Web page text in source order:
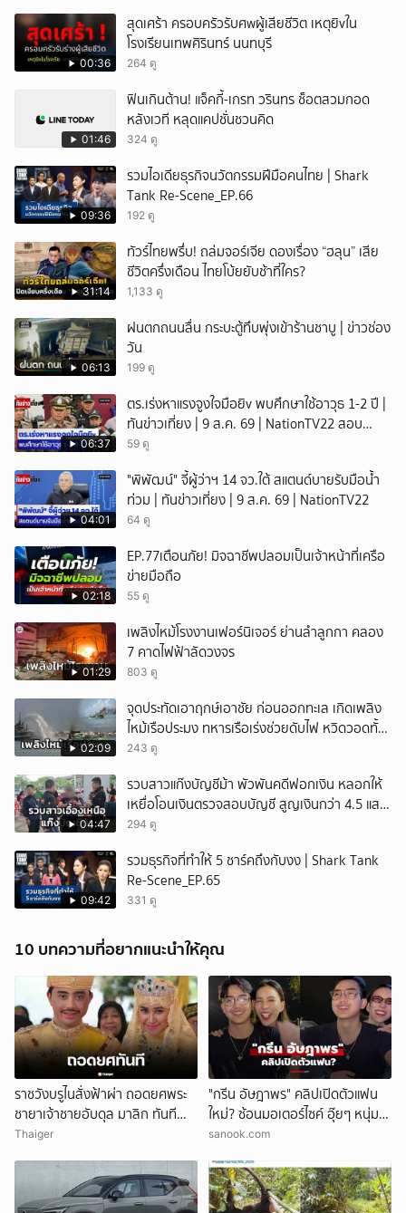
00:36
สุดเศร้า ครอบครัวรับศwผู้เสียชีวิต เหตุยิvใน
โรงเรียนเทพศิรินทร์ นนทบุรี
264 ดู
01:46
ฟินเกินต้าน! แจ็คกี้-เกรท วรินทร ช็อตสวมกอด
หลังเวที หลุดแคปชั่นชวนคิด
324 ดู
09:36
รวมไอเดียธุรกิจนวัตกรรมฝีมือคนไทย | Shark
Tank Re-Scene_EP.66
192 ดู
31:14
ทัวร์ไทยพรึ่บ! ถล่มจอร์เจีย ดองเรื่อง “ฮลุน” เสีย
ชีวิตครึ่งเดือน ไทยโบ้ยยับช้าที่ใคร?
1,133 ดู
06:13
ฝนตกถนนลื่น กระบะตู้ทึบพุ่งเข้าร้านชาบู | ข่าวช่อง
วัน
199 ดู
06:37
ตร.เร่งหาแรงจูงใจมือยิv พบศึกษาใช้อาวุธ 1-2 ปี |
ทันข่าวเที่ยง | 9 ส.ค. 69 | NationTV22 สอบ
พยานแล้ว 17 ปาก เร่งตรวจมือถือและหลักฐานที่
เพื่อน และสื่อโซเ
59 ดู
04:01
"พิพัฒน์" จี้ผู้ว่าฯ 14 จว.ใต้ สแตนด์บายรับมือน้ำ
ท่วม | ทันข่าวเที่ยง | 9 ส.ค. 69 | NationTV22
64 ดู
02:18
EP.77เตือนภัย! มิจฉาชีพปลอมเป็นเจ้าหน้าที่เครือ
ข่ายมือถือ
55 ดู
01:29
เพลิงไหม้โรงงานเฟอร์นิเจอร์ ย่านลำลูกกา คลอง
7 คาดไฟฟ้าลัดวงจร
803 ดู
02:09
จุดประทัดเอาฤกษ์เอาชัย ก่อนออกทะเล เกิดเพลิง
ไหม้เรือประมง ทหารเรือเร่งช่วยดับไฟ หวิดวอดทั้ง
ลำ เคราะห์ดีไร้บาดเจ็บ จ.สงขลา
243 ดู
04:47
รวบสาวแก๊งบัญชีม้า พัวพันคดีฟอกเงิน หลอกให้
เหยื่อโอนเงินตรวจสอบบัญชี สูญเงินกว่า 4.5 แสน
บาท
294 ดู
09:42
รวมธุรกิจที่ทำให้ 5 ชาร์คถึงกับงง | Shark Tank
Re-Scene_EP.65
331 ดู
10 บทความที่อยากแนะนำให้คุณ
ราชวังบรูไนสั่งฟ้าผ่า ถอดยศพระ
ชายาเจ้าชายอับดุล มาลิก ทันที
อ้างพฤติกรรมกระทบพระเกียรติ
Thaiger
"กรีน อัษฎาพร" คลิปเปิดตัวแฟน
ใหม่? ซ้อนมอเตอร์ไซค์ อุ๊ยๆ หนุ่ม
หน้าคุ้นๆ
sanook.com